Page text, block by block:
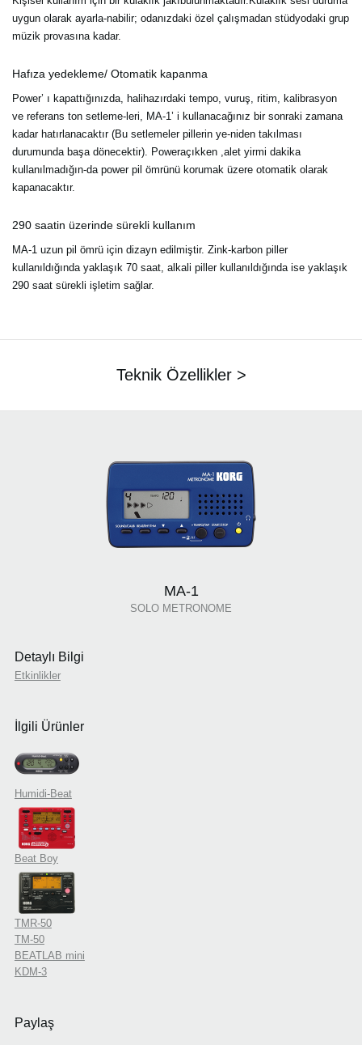
uygun olarak ayarla-nabilir; odanızdaki özel çalışmadan stüdyodaki grup
müzik provasına kadar.
Hafıza yedekleme/ Otomatik kapanma
Power’ ı kapattığınızda, halihazırdaki tempo, vuruş, ritim, kalibrasyon
ve referans ton setleme-leri, MA-1’ i kullanacağınız bir sonraki zamana
kadar hatırlanacaktır (Bu setlemeler pillerin ye-niden takılması
durumunda başa dönecektir). Poweraçıkken ,alet yirmi dakika
kullanılmadığın-da power pil ömrünü korumak üzere otomatik olarak
kapanacaktır.
290 saatin üzerinde sürekli kullanım
MA-1 uzun pil ömrü için dizayn edilmiştir. Zink-karbon piller
kullanıldığında yaklaşık 70 saat, alkali piller kullanıldığında ise yaklaşık
290 saat sürekli işletim sağlar.
Teknik Özellikler >
MA-1
SOLO METRONOME
Detaylı Bilgi
Etkinlikler
İlgili Ürünler
Humidi-Beat
Beat Boy
TMR-50
TM-50
BEATLAB mini
KDM-3
Paylaş